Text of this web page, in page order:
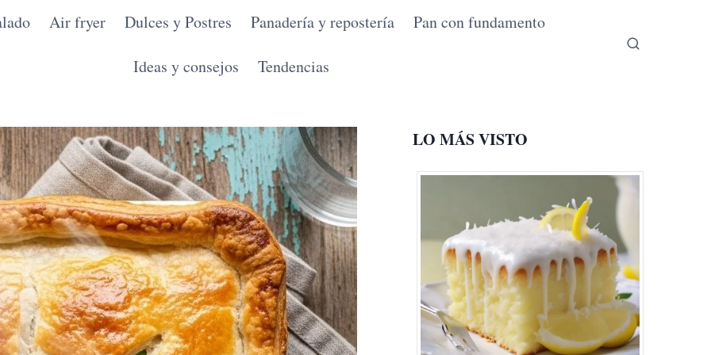
Air fryer Dulces y Postres Panadería y repostería Pan con fundamento
Ideas y consejos Tendencias
LO MÁS VISTO